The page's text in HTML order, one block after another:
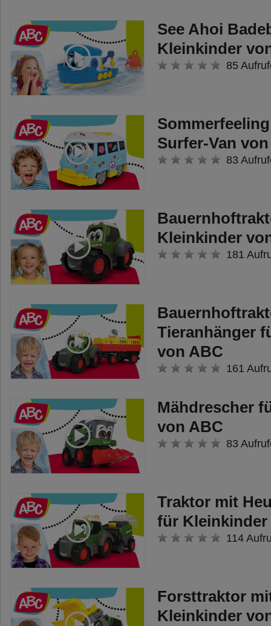
liebevollen Gesichtern zeichnen
sich die Corolle Puppen vor allem
auch durch ihren zarten Duft nach
Vanille aus. Der Vanilleduft schafft
zwischen Puppe und Kind.
Gerade die Kleinsten verbinden
Vertrautes intensiv mit Gerüchen.
Durch die Ansprache dieses
von Anfang an eine besondere
Geborgenheit. Mit unserem
brandneuen Imagespot könnt ihr
euch von der Corolle Magie
verzaubern und in die eigene
Kindheit zurück transportieren
lassen.
Hier könnt ihr alle Corolle Puppen
https://shop.corolle.com/corolle_de/
See Ahoi
Kleinkinder
85
Surfer-Van
83
Kleinkinder
181
Tieranhänger
von ABC
161
Mähdrescher
von ABC
83
Traktor mit
für Kleinkinder
114
Forsttraktor
Kleinkinder